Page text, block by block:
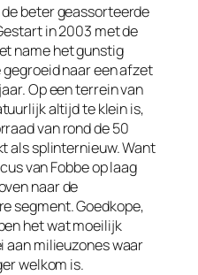
beter geassorteerde
in 2003 met de
name het gunstig
naar een afzet
Op een terrein van
altijd te klein is,
van rond de 50
als splinternieuw. Want
van Fobbe op laag
naar de
segment. Goedkope,
het wat moeilijk
aan milieuzones waar
welkom is.